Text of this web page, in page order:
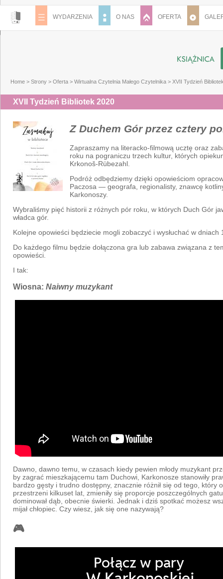
WYDARZENIA O NAS OFERTA
Home > Strony > Oferta > Wirtualna Czytelnia Małego Czytelnika > XVII Tydzień
XVII Tydzień Bibliotek 2020
Z Duchem Gór przez cztery
Zapraszamy na literacko-filmową ucztę oraz
roku na pograniczu trzech kultur, których
Krkonoš-Rübezahl.
Podróż odbędziemy dzięki opowieściom
Paczosa — geografa, regionalisty, znawcę
Karkonoszy.
Wybraliśmy pięć historii z różnych pór roku, w których Duch Gór
władca gór.
Kolejne opowieści będziecie mogli zobaczyć i wysłuchać w dniach
Do każdego filmu będzie dołączona gra lub zabawa związana z
opowieści.
I tak:
Wiosna: Naiwny muzykant
Dawno, dawno temu, w czasach kiedy pewien młody muzykant
by zagrać mieszkającemu tam Duchowi, Karkonosze stanowiły
bardzo gęsty i trudno dostępny, znacznie różnił się od tego, który
przestrzeni kilkuset lat, zmieniły się proporcje poszczególnych
dominował dąb, obecnie świerki. Jednak i dziś spotkać możesz
mijał chłopiec. Czy wiesz, jak się one nazywają?
🎮